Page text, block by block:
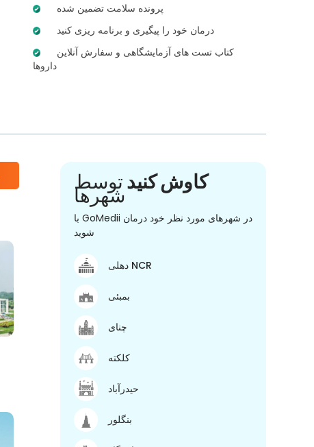
پرونده سلامت تضمین شده
درمان خود را پیگیری و برنامه ریزی کنید
داروها
کاوش کنیدتوسط
شهرها
با GoMedii در شهرهای مورد نظر خود درمان
شوید
دهلی NCR
بمبئی
چنای
کلکته
حیدرآباد
بنگلور